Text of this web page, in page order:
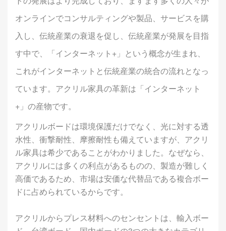
オンラインでコンサルティングや製品、サービスを購
入し、伝統産業の衰退を促し、伝統産業が発展を目指
す中で、「インターネット+」という概念が生まれ、
これがインターネットと伝統産業の統合の流れとなっ
ています。アクリル家具の革新は「インターネット
+」の産物です。
アクリルボードは環境保護だけでなく、光に対する透
水性、衝撃耐性、摩擦耐性も備えていますが、アクリ
ル家具は希少であることがわかりました。なぜなら、
アクリルには多くの利点があるものの、製造が難しく
高価であるため、市場は安価な代替品である複合ボー
ドに占められているからです。
アクリルからプレス材料へのセンセントは、輸入ボー